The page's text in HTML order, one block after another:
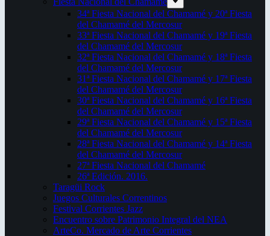
34ª Fiesta Nacional del Chamamé y 20ª Fiesta
del Chamamé del Mercosur
33ª Fiesta Nacional del Chamamé y 19ª Fiesta
del Chamamé del Mercosur
32ª Fiesta Nacional del Chamamé y 18ª Fiesta
del Chamamé del Mercosur
31ª Fiesta Nacional del Chamamé y 17ª Fiesta
del Chamamé del Mercosur
30ª Fiesta Nacional del Chamamé y 16ª Fiesta
del Chamamé del Mercosur
29ª Fiesta Nacional del Chamamé y 15ª Fiesta
del Chamamé del Mercosur
28ª Fiesta Nacional del Chamamé y 14ª Fiesta
del Chamamé del Mercosur
27ª Fiesta Nacional del Chamamé
26ª Edición. 2016.
Taragüi Rock
Juegos Culturales Correntinos
Festival Corrientes Jazz
Encuentro sobre Patrimonio Integral del NEA
ArteCo. Mercado de Arte Corrientes